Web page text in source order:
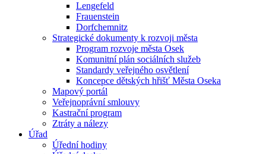
Lengefeld
Frauenstein
Dorfchemnitz
Strategické dokumenty k rozvoji města
Program rozvoje města Osek
Komunitní plán sociálních služeb
Standardy veřejného osvětlení
Koncepce dětských hřišť Města Oseka
Mapový portál
Veřejnoprávní smlouvy
Kastrační program
Ztráty a nálezy
Úřad
Úřední hodiny